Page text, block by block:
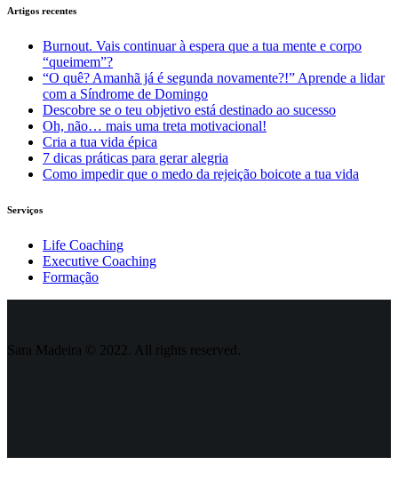
Artigos recentes
Burnout. Vais continuar à espera que a tua mente e corpo
“queimem”?
“O quê? Amanhã já é segunda novamente?!” Aprende a lidar
com a Síndrome de Domingo
Descobre se o teu objetivo está destinado ao sucesso
Oh, não… mais uma treta motivacional!
Cria a tua vida épica
7 dicas práticas para gerar alegria
Como impedir que o medo da rejeição boicote a tua vida
Serviços
Life Coaching
Executive Coaching
Formação
Sara Madeira © 2022. All rights reserved.